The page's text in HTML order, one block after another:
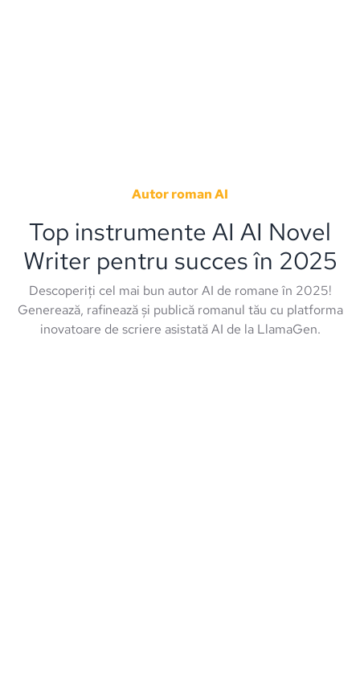
Autor roman AI
Top instrumente AI AI Novel
Writer pentru succes în 2025
Descoperiți cel mai bun autor AI de romane în 2025!
Generează, rafinează și publică romanul tău cu platforma
inovatoare de scriere asistată AI de la LlamaGen.